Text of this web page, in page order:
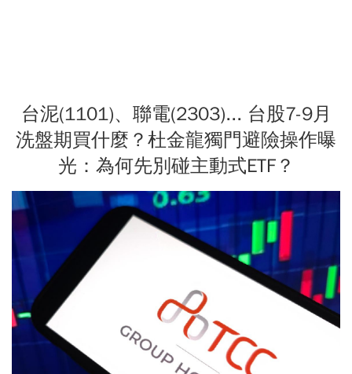
台泥(1101)、聯電(2303)... 台股7-9月
洗盤期買什麼？杜金龍獨門避險操作曝
光：為何先別碰主動式ETF？